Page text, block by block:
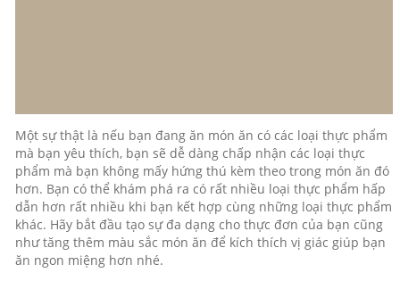
Một sự thật là nếu bạn đang ăn món ăn có các loại thực phẩm
mà bạn yêu thích, bạn sẽ dễ dàng chấp nhận các loại thực
phẩm mà bạn không mấy hứng thú kèm theo trong món ăn đó
hơn. Bạn có thể khám phá ra có rất nhiều loại thực phẩm hấp
dẫn hơn rất nhiều khi bạn kết hợp cùng những loại thực phẩm
khác. Hãy bắt đầu tạo sự đa dạng cho thực đơn của bạn cũng
như tăng thêm màu sắc món ăn để kích thích vị giác giúp bạn
ăn ngon miệng hơn nhé.